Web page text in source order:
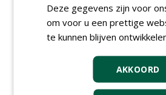
GREEN OUTLET
Iedereen kan gratis kleine
plaatsen via zijn eigen
Plaats een gratis advertentie
Deze gegevens zijn voor
om voor u een prettige
te kunnen blijven
AKKOORD